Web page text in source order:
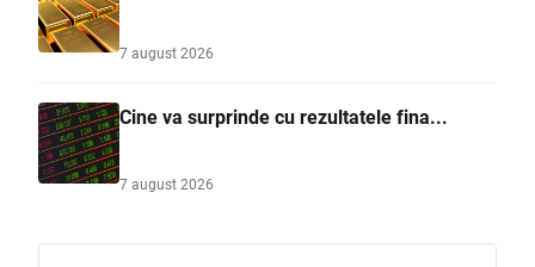
7 august 2026
Cine va surprinde cu rezultatele fina...
7 august 2026